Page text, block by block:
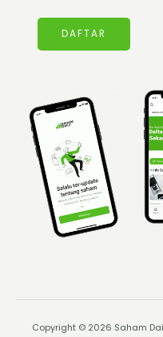
DAFTAR
Copyright © 2026 Saham